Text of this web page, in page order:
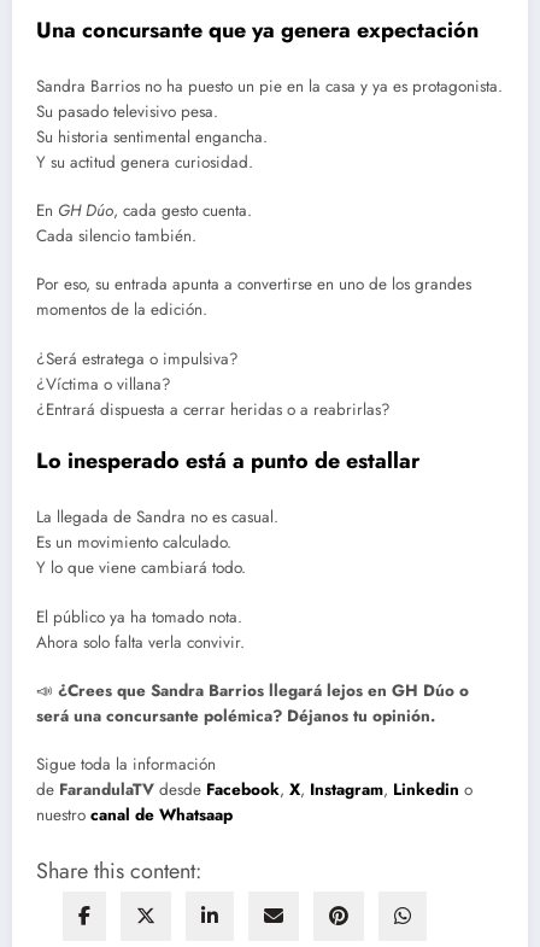
Una concursante que ya genera expectación
Sandra Barrios no ha puesto un pie en la casa y ya es protagonista.
Su pasado televisivo pesa.
Su historia sentimental engancha.
Y su actitud genera curiosidad.
En GH Dúo, cada gesto cuenta.
Cada silencio también.
Por eso, su entrada apunta a convertirse en uno de los grandes
momentos de la edición.
¿Será estratega o impulsiva?
¿Víctima o villana?
¿Entrará dispuesta a cerrar heridas o a reabrirlas?
Lo inesperado está a punto de estallar
La llegada de Sandra no es casual.
Es un movimiento calculado.
Y lo que viene cambiará todo.
El público ya ha tomado nota.
Ahora solo falta verla convivir.
📣 ¿Crees que Sandra Barrios llegará lejos en GH Dúo o
será una concursante polémica? Déjanos tu opinión.
Sigue toda la información
de FarandulaTV desde Facebook, X, Instagram, Linkedin o
nuestro canal de Whatsaap
Share this content: